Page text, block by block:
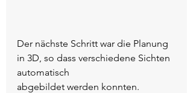
Der nächste Schritt war die Planung
in 3D, so dass verschiedene Sichten
automatisch
abgebildet werden konnten.